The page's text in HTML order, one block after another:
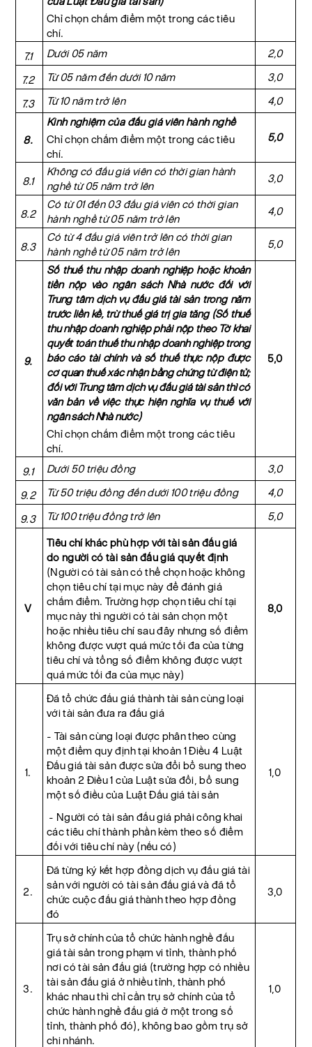
Chỉ chọn chấm điểm một trong các tiêu
chí.
7.1
Dưới 05 năm 2,0
7.2 Từ 05 năm đến dưới 10 năm 3,0
7.3 Từ 10 năm trở lên 4,0
8.
Kinh nghiệm của đấu giá viên hành nghề
Chỉ chọn chấm điểm một trong các tiêu
chí.
5,0
8.1
Không có đấu giá viên có thời gian hành
nghề từ 05 năm trở lên
3,0
8.2
Có từ 01 đến 03 đấu giá viên có thời gian
hành nghề từ 05 năm trở lên
4,0
8.3
Có từ 4 đấu giá viên trở lên có thời gian
hành nghề từ 05 năm trở lên
5,0
9.
Số thuế thu nhập doanh nghiệp hoặc khoản
tiền nộp vào ngân sách Nhà nước đối với
Trung tâm dịch vụ đấu giá tài sản trong năm
trước liền kề, trừ thuế giá trị gia tăng (Số thuế
thu nhập doanh nghiệp phải nộp theo Tờ khai
quyết toán thuế thu nhập doanh nghiệp trong
báo cáo tài chính và số thuế thực nộp được
cơ quan thuế xác nhận bằng chứng từ điện tử;
đối với Trung tâm dịch vụ đấu giá tài sản thì có
văn bản về việc thực hiện nghĩa vụ thuế với
ngân sách Nhà nước)
Chỉ chọn chấm điểm một trong các tiêu
chí.
5,0
9.1 Dưới 50 triệu đồng 3,0
9.2 Từ 50 triệu đồng đến dưới 100 triệu đồng 4,0
9.3 Từ 100 triệu đồng trở lên 5,0
V
Tiêu chí khác phù hợp với tài sản đấu giá
do người có tài sản đấu giá quyết định
(Người có tài sản có thể chọn hoặc không
chọn tiêu chí tại mục này để đánh giá
chấm điểm. Trường hợp chọn tiêu chí tại
mục này thì người có tài sản chọn một
hoặc nhiều tiêu chí sau đây nhưng số điểm
không được vượt quá mức tối đa của từng
tiêu chí và tổng số điểm không được vượt
quá mức tối đa của mục này)
8,0
1.
Đã tổ chức đấu giá thành tài sản cùng loại
với tài sản đưa ra đấu giá
- Tài sản cùng loại được phân theo cùng
một điểm quy định tại khoản 1 Điều 4 Luật
Đấu giá tài sản được sửa đổi bổ sung theo
khoản 2 Điều 1 của Luật sửa đổi, bổ sung
một số điều của Luật Đấu giá tài sản
- Người có tài sản đấu giá phải công khai
các tiêu chí thành phần kèm theo số điểm
đối với tiêu chí này (nếu có)
1,0
2.
Đã từng ký kết hợp đồng dịch vụ đấu giá tài
sản với người có tài sản đấu giá và đã tổ
chức cuộc đấu giá thành theo hợp đồng
đó
3,0
3.
Trụ sở chính của tổ chức hành nghề đấu
giá tài sản trong phạm vi tỉnh, thành phố
nơi có tài sản đấu giá (trường hợp có nhiều
tài sản đấu giá ở nhiều tỉnh, thành phố
khác nhau thì chỉ cần trụ sở chính của tổ
chức hành nghề đấu giá ở một trong số
tỉnh, thành phố đó), không bao gồm trụ sở
chi nhánh.
1,0